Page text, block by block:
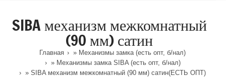
SIBA механизм межкомнатный
(90 мм) сатин
Главная » Механизмы замка (есть опт, б/нал)
» Механизмы замка SIBA (есть опт, б/нал)
» SIBA механизм межкомнатный (90 мм) сатин(ЕСТЬ ОПТ)